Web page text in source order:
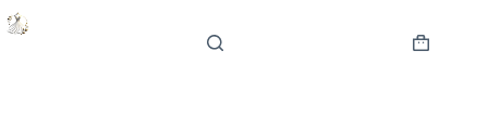
Skip
to
Shopping